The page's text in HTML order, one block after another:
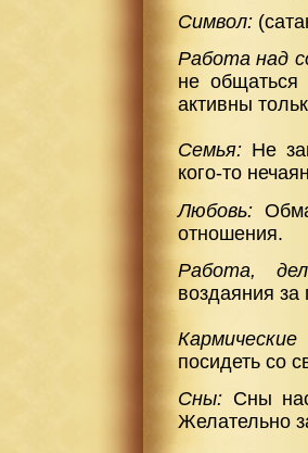
Символ:
Работа над
не общаться
активны
Семья: Не
кого-то
Любовь:
отношения.
Работа,
воздаяния
посидеть со
Сны: Сны
Желательно